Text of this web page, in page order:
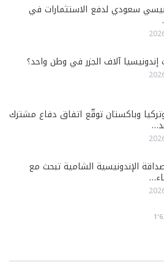
سعودي لدفع الاستثمارات في
آلاف الجزر في وطن واحد؟
وباكستان توقّع اتفاق دفاع مشترك
الإندونيسية الشامية تبحث مع